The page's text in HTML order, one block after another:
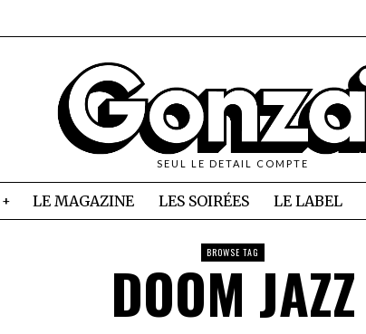
SEUL LE DETAIL COMPTE
LE MAGAZINE LES SOIRÉES LE LABEL
BROWSE TAG
DOOM JAZZ